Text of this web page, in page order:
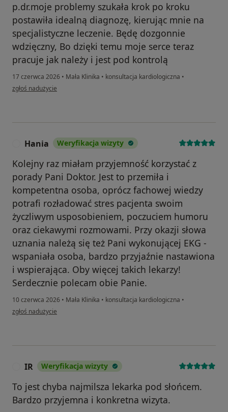
p.dr.moje problemy szukała krok po kroku
postawiła idealną diagnozę, kierując mnie na
specjalistyczne leczenie. Będę dozgonnie
wdzięczny, Bo dzięki temu moje serce teraz
pracuje jak należy i jest pod kontrolą
17 czerwca 2026 • Mała Klinika • konsultacja kardiologiczna •
w opinii użytkownika Rafał
zgłoś nadużycie
Hania Weryfikacja wizyty
Kolejny raz miałam przyjemność korzystać z
porady Pani Doktor. Jest to przemiła i
kompetentna osoba, oprócz fachowej wiedzy
potrafi rozładować stres pacjenta swoim
życzliwym usposobieniem, poczuciem humoru
oraz ciekawymi rozmowami. Przy okazji słowa
uznania należą się też Pani wykonującej EKG -
wspaniała osoba, bardzo przyjaźnie nastawiona
i wspierająca. Oby więcej takich lekarzy!
Serdecznie polecam obie Panie.
10 czerwca 2026 • Mała Klinika • konsultacja kardiologiczna •
w opinii użytkownika Hania
zgłoś nadużycie
IR Weryfikacja wizyty
To jest chyba najmilsza lekarka pod słońcem.
Bardzo przyjemna i konkretna wizyta.